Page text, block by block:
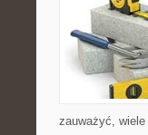
zauważyć, wiele